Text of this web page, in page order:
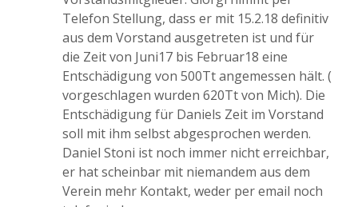
Telefon Stellung, dass er mit 15.2.18 definitiv
aus dem Vorstand ausgetreten ist und für
die Zeit von Juni17 bis Februar18 eine
Entschädigung von 500Tt angemessen hält. (
vorgeschlagen wurden 620Tt von Mich). Die
Entschädigung für Daniels Zeit im Vorstand
soll mit ihm selbst abgesprochen werden.
Daniel Stoni ist noch immer nicht erreichbar,
er hat scheinbar mit niemandem aus dem
Verein mehr Kontakt, weder per email noch